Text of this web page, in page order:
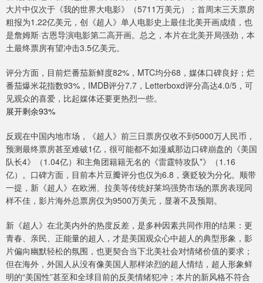
大片中仅次于《我的世界大电影》（5711万美元）；首周末三天票房
粗报为1.22亿美元，创《超人》单人电影史上最佳北美开画成绩，也
是詹姆斯·古恩导演电影第二高开画。总之，本片在北美开局强劲，本
土最终票房有望冲击3.5亿美元。
评分方面，目前烂番茄新鲜度82%，MTC均分68，媒体口碑良好；烂
番茄爆米花指数93%，IMDB评分7.7，Letterboxd评分高达4.0/5，可
见观众的喜爱，比起媒体还要更热烈一些。
展开剩余93%
反观在中国内地市场，《超人》前三日票房仅收不到5000万人民币，
预测最终票房甚至难破1亿，很可能都不如漫威那边口碑崩盘的《美国
队长4》（1.04亿）和主角团籍籍无名的《雷霆特攻队*》（1.16
亿）。口碑方面，目前本片豆瓣评分也仅为6.8，褒贬较为分化。顺带
一提，新《超人》在欧洲、拉美等传统好莱坞强势市场的票房表现同
样不佳，影片海外总票房仅为9500万美元，显著不及预期。
新《超人》在北美内外的热度反差，是多种因素共同作用的结果：更
青春、亲民、正能量的超人，才是美国观众心中超人的典型形象，影
片偏向幽默轻松的氛围，也更契合当下北美社会对情绪价值的要求；
但在海外，外国人从没有像美国人那样浓烈的超人情结，超人形象鲜
明的“美国性”甚至和全球目前的反美情绪犯冲；本片的新风格不符合